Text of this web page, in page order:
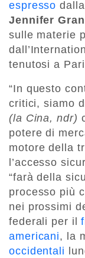
espresso
Jennifer
sulle materie
tenutosi a
“In questo
critici, siamo
(la Cina, ndr)
potere di
motore della
l’accesso
“farà della
processo più
nei prossimi
federali per il
americani, la
occidentali